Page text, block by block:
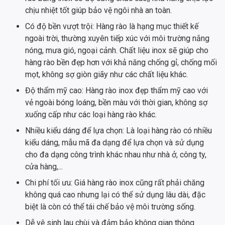
chịu nhiệt tốt giúp bảo vệ ngôi nhà an toàn.
Có độ bền vượt trội: Hàng rào là hạng mục thiết kế
ngoài trời, thường xuyên tiếp xúc với môi trường nắng
nóng, mưa gió, ngoại cảnh. Chất liệu inox sẽ giúp cho
hàng rào bền đẹp hơn với khả năng chống gỉ, chống mối
mọt, không sợ giòn giãy như các chất liệu khác.
Độ thẩm mỹ cao: Hàng rào inox đẹp thẩm mỹ cao với
vẻ ngoài bóng loáng, bền màu với thời gian, không sợ
xuống cấp như các loại hàng rào khác.
Nhiều kiểu dáng để lựa chọn: Là loại hàng rào có nhiều
kiểu dáng, mẫu mã đa dạng để lựa chọn và sử dụng
cho đa dạng công trình khác nhau như nhà ở, công ty,
cửa hàng,...
Chi phí tối ưu: Giá hàng rào inox cũng rất phải chăng
không quá cao nhưng lại có thể sử dụng lâu dài, đặc
biệt là còn có thể tái chế bảo vệ môi trường sống.
Dễ vệ sinh lau chùi và đảm bảo không gian thông